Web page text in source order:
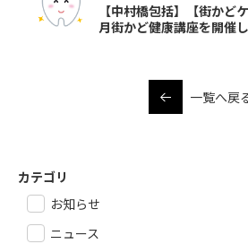
【中村橋包括】【街かど
月街かど健康講座を開催
一覧へ戻
カテゴリ
お知らせ
ニュース